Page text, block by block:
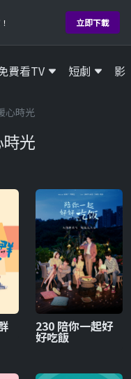
立即下載
費看TV 短劇 影
心時光
光
230 陪你一起好
好吃飯